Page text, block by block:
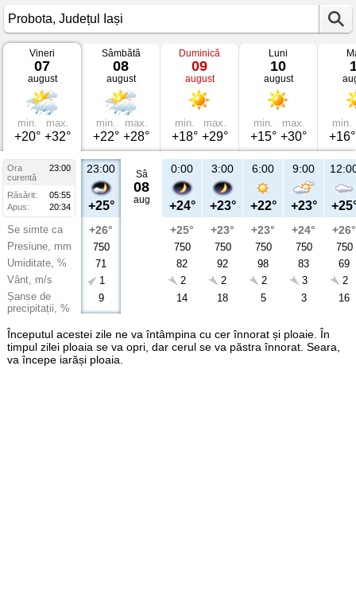
Vremea
Probota
Județul
Iași
Vineri
07
august
min.
+20°
max.
+32°
Sâmbătă
08
august
min.
+22°
max.
+28°
Duminică
09
august
min.
+18°
max.
+29°
Luni
10
august
min.
+15°
max.
+30°
min.
+16°
Ora
23:00
curentă
Răsărit:
05:55
Apus:
20:34
Se simte ca
Presiune, mm
Umiditate, %
Vânt, m/s
Șanse de
precipitații, %
23:00
+25°
+26°
750
71
1
9
Sâ
08
aug
0:00
+24°
+25°
750
82
2
14
3:00
+23°
+23°
750
92
2
18
6:00
+22°
+23°
750
98
2
5
9:00
+23°
+24°
750
83
3
3
+26°
750
69
2
16
Începutul acestei zile ne va întâmpina cu cer înnorat și ploaie. În
timpul zilei ploaia se va opri, dar cerul se va păstra înnorat. Seara,
va începe iarăși ploaia.